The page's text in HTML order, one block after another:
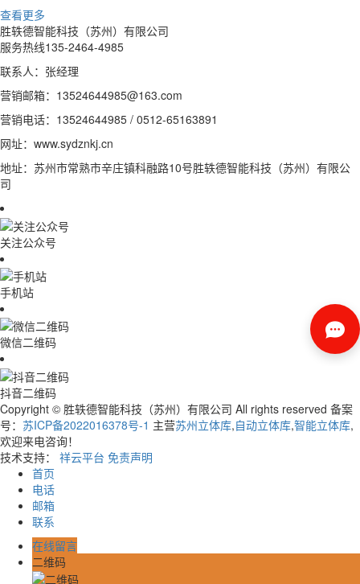
查看更多
胜轶德智能科技（苏州）有限公司
服务热线135-2464-4985
联系人：张经理
营销邮箱：13524644985@163.com
营销电话：13524644985 / 0512-65163891
网址：www.sydznkj.cn
地址：苏州市常熟市辛庄镇科融路10号胜轶德智能科技（苏州）有限公
司
关注公众号
手机站
微信二维码
抖音二维码
Copyright © 胜轶德智能科技（苏州）有限公司 All rights reserved 备案
号： 苏ICP备2022016378号-1 主营苏州立体库,自动立体库,智能立体库,
欢迎来电咨询！
技术支持： 祥云平台 免责声明
首页
电话
邮箱
联系
在线留言
二维码